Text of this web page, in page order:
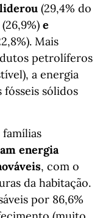
(29,4% do
(26,9%) e
Mais
petrolíferos
a energia
fósseis sólidos
energia
, com o
da habitação.
por 86,6%